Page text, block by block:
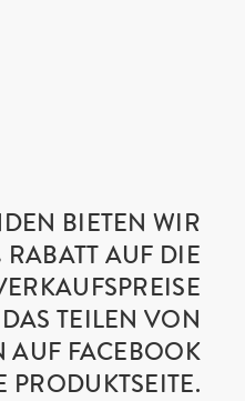
BIETEN WIR
RABATT AUF DIE
TEILEN VON
AUF FACEBOOK
PRODUKTSEITE.